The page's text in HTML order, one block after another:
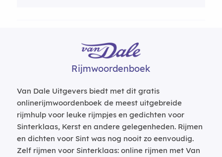
Rijmwoordenboek
Van Dale Uitgevers biedt met dit gratis
onlinerijmwoordenboek de meest uitgebreide
rijmhulp voor leuke rijmpjes en gedichten voor
Sinterklaas, Kerst en andere gelegenheden. Rijmen
en dichten voor Sint was nog nooit zo eenvoudig.
Zelf rijmen voor Sinterklaas: online rijmen met Van